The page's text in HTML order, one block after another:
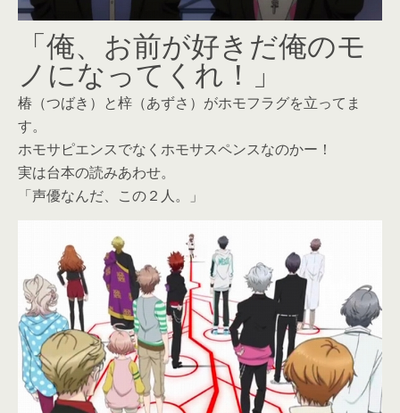
「俺、お前が好きだ俺のモ
ノになってくれ！」
椿（つばき）と梓（あずさ）がホモフラグを立ってま
す。
ホモサピエンスでなくホモサスペンスなのかー！
実は台本の読みあわせ。
「声優なんだ、この２人。」